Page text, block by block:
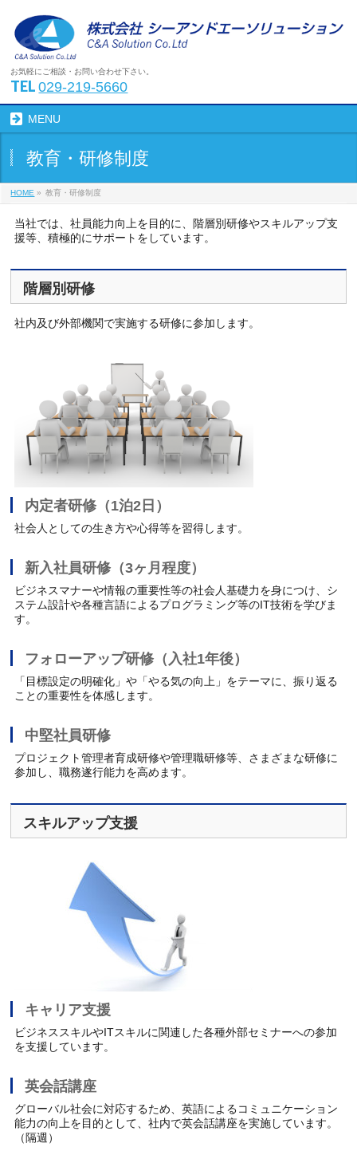
お気軽にご相談・お問い合わせ下さい。
TEL029-219-5660
MENU
教育・研修制度
HOME » 教育・研修制度
当社では、社員能力向上を目的に、階層別研修やスキルアップ支
援等、積極的にサポートをしています。
階層別研修
社内及び外部機関で実施する研修に参加します。
内定者研修（1泊2日）
社会人としての生き方や心得等を習得します。
新入社員研修（3ヶ月程度）
ビジネスマナーや情報の重要性等の社会人基礎力を身につけ、シ
ステム設計や各種言語によるプログラミング等のIT技術を学びま
す。
フォローアップ研修（入社1年後）
「目標設定の明確化」や「やる気の向上」をテーマに、振り返る
ことの重要性を体感します。
中堅社員研修
プロジェクト管理者育成研修や管理職研修等、さまざまな研修に
参加し、職務遂行能力を高めます。
スキルアップ支援
キャリア支援
ビジネススキルやITスキルに関連した各種外部セミナーへの参加
を支援しています。
英会話講座
グローバル社会に対応するため、英語によるコミュニケーション
能力の向上を目的として、社内で英会話講座を実施しています。
（隔週）